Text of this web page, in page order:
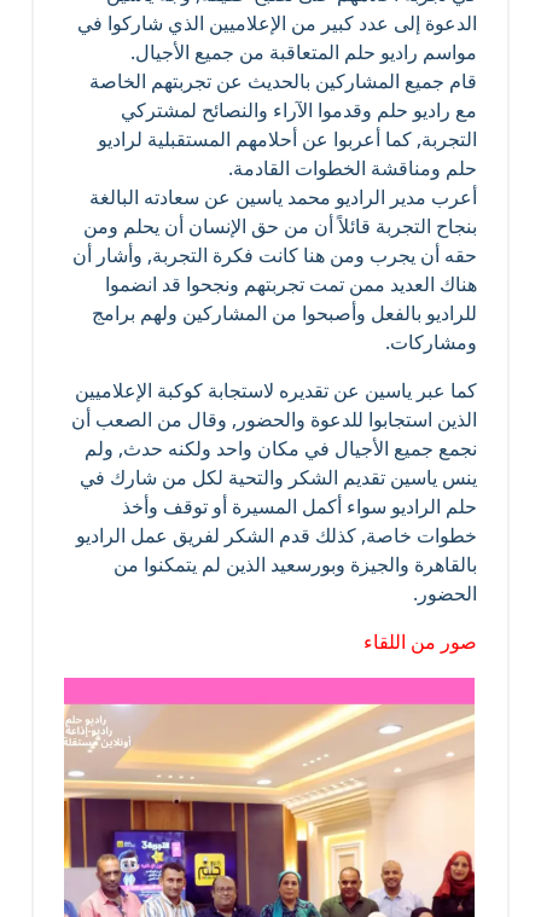
الدعوة إلى عدد كبير من الإعلاميين الذي شاركوا في
مواسم راديو حلم المتعاقبة من جميع الأجيال.
قام جميع المشاركين بالحديث عن تجربتهم الخاصة
مع راديو حلم وقدموا الآراء والنصائح لمشتركي
التجربة, كما أعربوا عن أحلامهم المستقبلية لراديو
حلم ومناقشة الخطوات القادمة.
أعرب مدير الراديو محمد ياسين عن سعادته البالغة
بنجاح التجربة قائلاً أن من حق الإنسان أن يحلم ومن
حقه أن يجرب ومن هنا كانت فكرة التجربة, وأشار أن
هناك العديد ممن تمت تجربتهم ونجحوا قد انضموا
للراديو بالفعل وأصبحوا من المشاركين ولهم برامج
ومشاركات.
كما عبر ياسين عن تقديره لاستجابة كوكبة الإعلاميين
الذين استجابوا للدعوة والحضور, وقال من الصعب أن
نجمع جميع الأجيال في مكان واحد ولكنه حدث, ولم
ينس ياسين تقديم الشكر والتحية لكل من شارك في
حلم الراديو سواء أكمل المسيرة أو توقف وأخذ
خطوات خاصة, كذلك قدم الشكر لفريق عمل الراديو
بالقاهرة والجيزة وبورسعيد الذين لم يتمكنوا من
الحضور.
صور من اللقاء